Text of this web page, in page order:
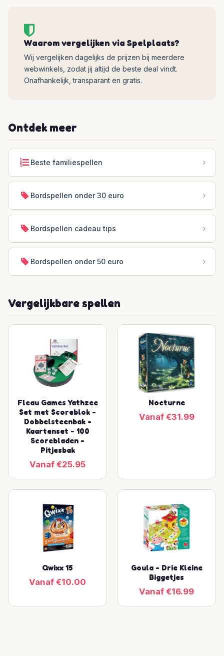
Waarom vergelijken via Spelplaats?
Wij vergelijken dagelijks de prijzen bij meerdere
webwinkels, zodat jij altijd de beste deal vindt.
Onafhankelijk, transparant en gratis.
Ontdek meer
Beste familiespellen
Bordspellen onder 30 euro
Bordspellen cadeau tips
Bordspellen onder 50 euro
Vergelijkbare spellen
Fleau Games Yathzee
Set met Scoreblok -
Dobbelsteenbak -
Kaartenset - 100
Scorebladen -
Pitjesbak
Vanaf €25.95
Nocturne
Vanaf €31.99
Qwixx 15
Vanaf €10.00
Goula - Drie Kleine
Biggetjes
Vanaf €16.99